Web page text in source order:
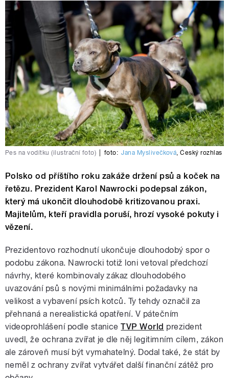
Pes na vodítku (ilustrační foto) foto: Jana Myslivečková,Český rozhlas
Polsko od příštího roku zakáže držení psů a koček na
řetězu. Prezident Karol Nawrocki podepsal zákon,
který má ukončit dlouhodobě kritizovanou praxi.
Majitelům, kteří pravidla poruší, hrozí vysoké pokuty i
vězení.
Prezidentovo rozhodnutí ukončuje dlouhodobý spor o
podobu zákona. Nawrocki totiž loni vetoval předchozí
návrhy, které kombinovaly zákaz dlouhodobého
uvazování psů s novými minimálními požadavky na
velikost a vybavení psích kotců. Ty tehdy označil za
přehnaná a nerealistická opatření. V pátečním
videoprohlášení podle staniceTVP World prezident
uvedl, že ochrana zvířat je dle něj legitimním cílem, zákon
ale zároveň musí být vymahatelný. Dodal také, že stát by
neměl z ochrany zvířat vytvářet další finanční zátěž pro